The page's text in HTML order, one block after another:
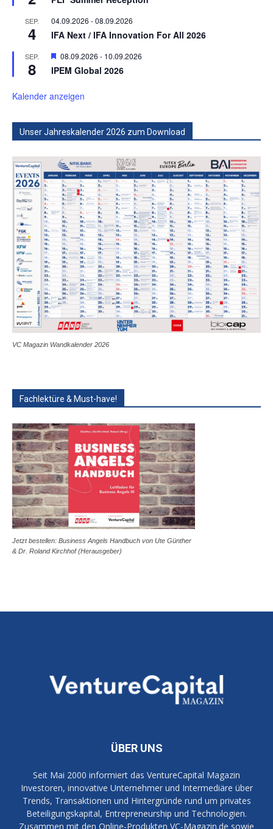
SEP.
4
04.09.2026 -08.09.2026
IFA Next / IFA Innovation For All 2026
SEP.
8
Hervorgehoben
08.09.2026 - 10.09.2026
IPEM Global 2026
Kalender anzeigen
Unser Jahreskalender 2026 zum Download
VC Magazin Wandkalender 2026
Fachlektüre & Must-have!
Jetzt bestellen: Business Angels Handbuch von Ute Günther
& Dr. Roland Kirchhof (Herausgeber)
ÜBER UNS
Seit Mai 2000 informiert das VentureCapital Magazin
Investoren, innovative Unternehmer und Intermediäre über
Trends, Transaktionen und Hintergründe rund um privates
Beteiligungskapital, Entrepreneurship und Technologien.
Zusammen mit den Online-Produkten VC-Magazin.de sowie